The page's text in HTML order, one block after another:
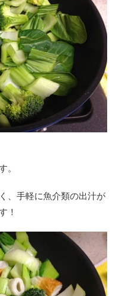
。
、手軽に魚介類の出汁が
！